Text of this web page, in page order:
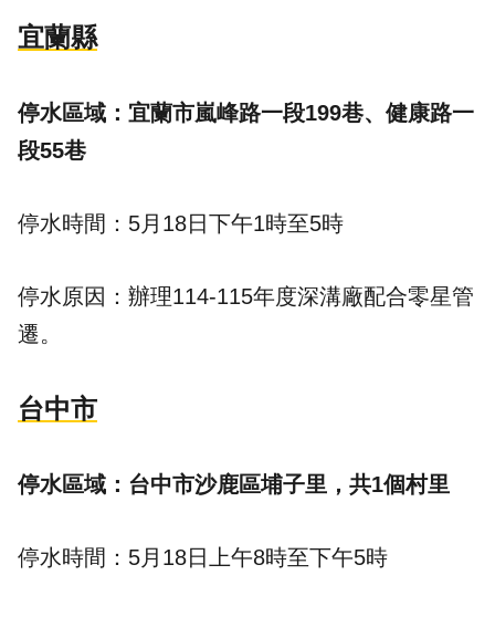
宜蘭縣
停水區域：宜蘭市嵐峰路一段199巷、健康路一
段55巷
停水時間：5月18日下午1時至5時
停水原因：辦理114-115年度深溝廠配合零星管
遷。
台中市
停水區域：台中市沙鹿區埔子里，共1個村里
停水時間：5月18日上午8時至下午5時